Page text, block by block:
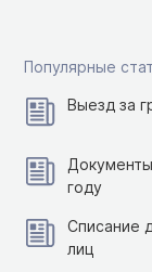
Популярные
Выезд за
году
Списание
лиц